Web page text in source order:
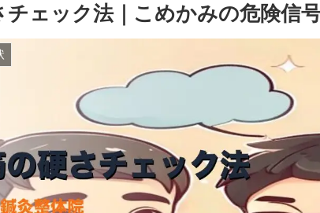
チェック法｜こめかみの危険信